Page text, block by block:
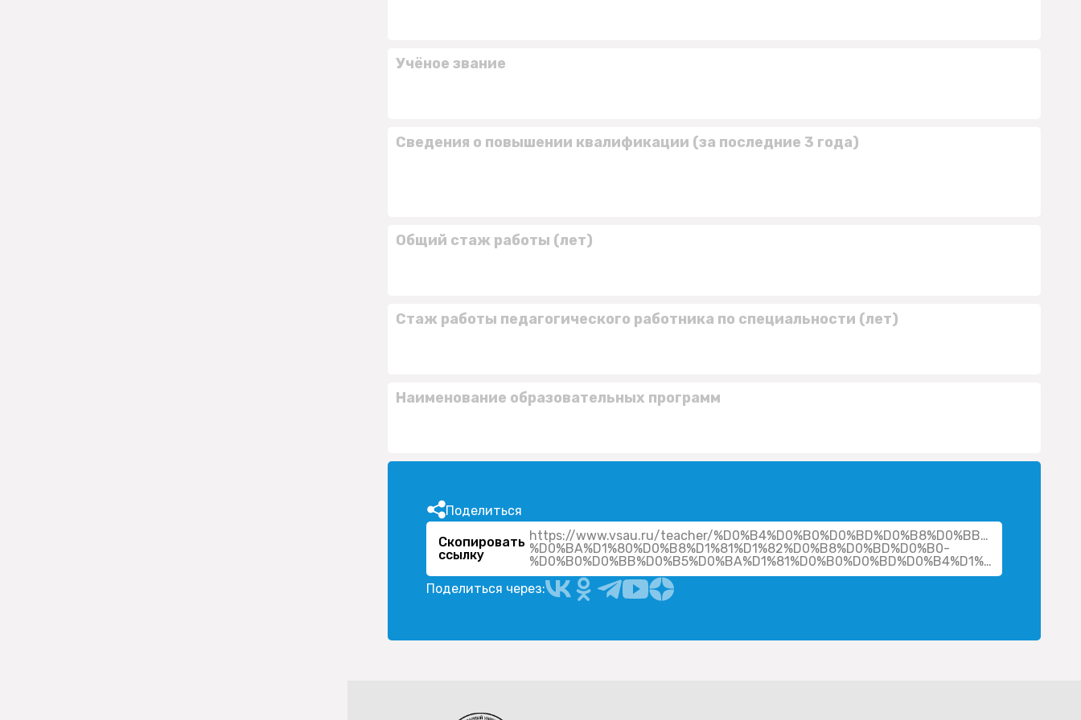
Учёное звание
Сведения о повышении квалификации (за последние 3 года)
Общий стаж работы (лет)
Стаж работы педагогического работника по специальности (лет)
Наименование образовательных программ
Поделиться
Скопировать
ссылку
https://www.vsau.ru/teacher/
%D0%BA%D1%80%D0%B8%D1%81%D1%82%D0%B8%D0%BD%D0%B0-
%D0%B0%D0%BB%D0%B5%D0%BA%D1%81%D0%B0%D0%BD%D0%B4%D1%80%D0%BE%D0%B2%D0%BD%D0%B0/
Поделиться через: